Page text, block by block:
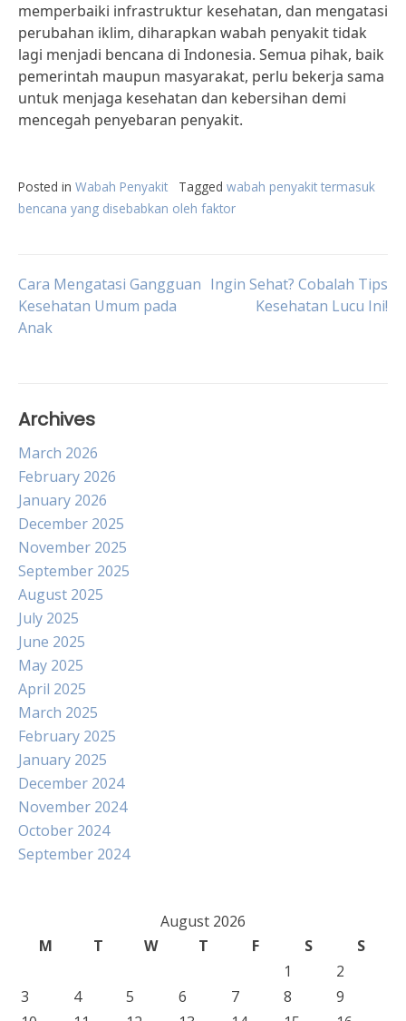
memperbaiki infrastruktur kesehatan, dan mengatasi
perubahan iklim, diharapkan wabah penyakit tidak
lagi menjadi bencana di Indonesia. Semua pihak, baik
pemerintah maupun masyarakat, perlu bekerja sama
untuk menjaga kesehatan dan kebersihan demi
mencegah penyebaran penyakit.
Posted in Wabah Penyakit Tagged wabah penyakit termasuk
bencana yang disebabkan oleh faktor
Post
navigation
Cara Mengatasi Gangguan
Kesehatan Umum pada
Anak
Ingin Sehat? Cobalah Tips
Kesehatan Lucu Ini!
Archives
March 2026
February 2026
January 2026
December 2025
November 2025
September 2025
August 2025
July 2025
June 2025
May 2025
April 2025
March 2025
February 2025
January 2025
December 2024
November 2024
October 2024
September 2024
August 2026
M
T W T F S
S
1
2
3
4 5 6 7 8
9